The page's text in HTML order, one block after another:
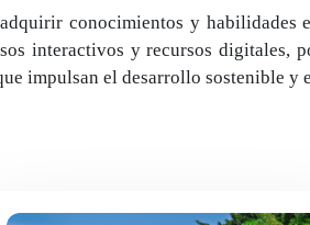
conocimientos y habilidades
interactivos y recursos digitales,
impulsan el desarrollo sostenible y